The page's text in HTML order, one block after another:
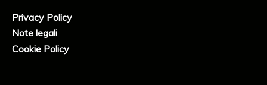
Privacy Policy
Note legali
Cookie Policy